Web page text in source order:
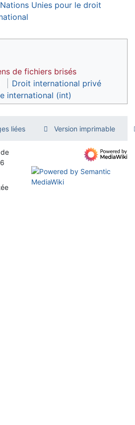
Unies pour le droit
de fichiers brisés
Droit international privé
international (int)
liées Version imprimable